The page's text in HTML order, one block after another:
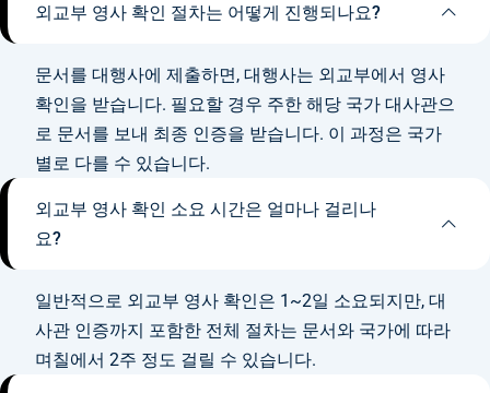
외교부 영사 확인 절차는 어떻게 진행되나요?
문서를 대행사에 제출하면, 대행사는 외교부에서 영사
확인을 받습니다. 필요할 경우 주한 해당 국가 대사관으
로 문서를 보내 최종 인증을 받습니다. 이 과정은 국가
별로 다를 수 있습니다.
외교부 영사 확인 소요 시간은 얼마나 걸리나
요?
일반적으로 외교부 영사 확인은 1~2일 소요되지만, 대
사관 인증까지 포함한 전체 절차는 문서와 국가에 따라
며칠에서 2주 정도 걸릴 수 있습니다.